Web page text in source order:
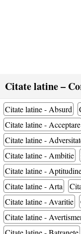
Citate latine –
Citate latine - Absurd
Citate latine - Acceptare
Citate latine -
Citate latine - Ambitie
Citate latine -
Citate latine - Arta
Citate latine - Avaritie
Citate latine -